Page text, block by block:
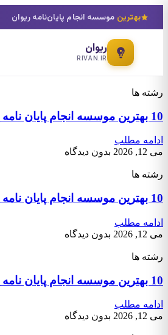
بهترین موسسه انجام پایان‌نامه ریوان
ریوان
RIVAN.IR
رشته ها
10 بهترین موسسه انجام پایان نامه رشته هوافضا گرایش فناوری ماهواره صلاحیت های پروازی
ادامه مطلب
می 12, 2026
بدون دیدگاه
رشته ها
10 بهترین موسسه انجام پایان نامه رشته مهندسی فضایی
ادامه مطلب
می 12, 2026
بدون دیدگاه
رشته ها
10 بهترین موسسه انجام پایان نامه رشته هوافضا گرایش آیرودینامیک
ادامه مطلب
می 12, 2026
بدون دیدگاه